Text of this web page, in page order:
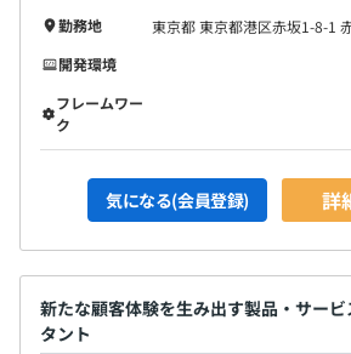
勤務地
東京都 東京都港区赤坂1-8-1
開発環境
フレームワー
ク
気になる(会員登録) 詳
新たな顧客体験を生み出す製品・サー
タント